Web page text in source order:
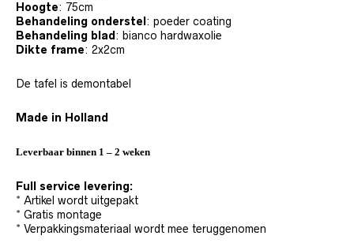
Hoogte: 75cm
Behandeling onderstel : poeder coating
Behandeling blad : bianco hardwaxolie
Dikte frame: 2x2cm
De tafel is demontabel
Made in Holland
Leverbaar binnen 1 – 2 weken
Full service levering:
* Artikel wordt uitgepakt
* Gratis montage
* Verpakkingsmateriaal wordt mee teruggenomen